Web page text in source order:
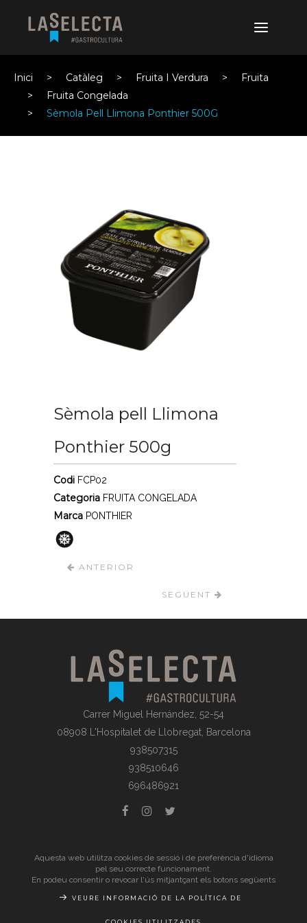
Inici Catàleg Fruita I Verdura
Fruita
Fruita Congelada
Sèmola Pell Llimona Ponthier 500G
Sèmola pell Llimona
Ponthier 500g
Codi FCP02
Categoria FRUITA CONGELADA
Marca PONTHIER
ANTERIOR
SEGÜENT
Carrer Miguel Hernández, 52-54
08908 L'Hospitalet de Llobregat, Barcelona
938507315
938510646
696486921
© La Selecta Gastronomia |Avís Legal| Tots els drets
reservats
Aquesta web utilitza cookies de sessió i de preferència d'idioma
pel seu correcte funcionament.
En podeu consentir o revocar l'ús mitjantçant els botons següents
VEURE INFORMACIÓ DE LA POLÍTICA DE